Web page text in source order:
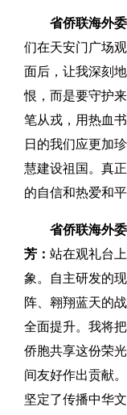
省侨联海外
们在天安门广场
面后，让我深刻
恨，而是要守护
笔从戎，用热血
日的我们应更加
慧建设祖国。真
的自信和热爱和平
省侨联海外
芳： 站在观礼台
象。自主研发的
阵、翱翔蓝天的
全面提升。我将
侨胞共享这份荣
间友好作出贡献
坚定了传播中华